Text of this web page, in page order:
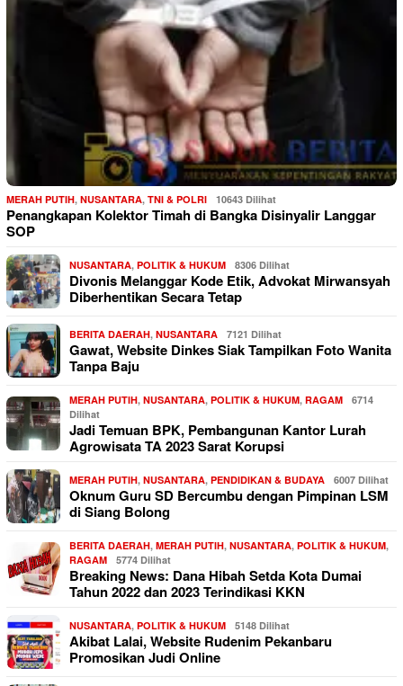
MERAH PUTIH, NUSANTARA, TNI & POLRI 10643 Dilihat
Penangkapan Kolektor Timah di Bangka Disinyalir Langgar
SOP
NUSANTARA, POLITIK & HUKUM 8306 Dilihat
Divonis Melanggar Kode Etik, Advokat Mirwansyah
Diberhentikan Secara Tetap
BERITA DAERAH, NUSANTARA 7121 Dilihat
Gawat, Website Dinkes Siak Tampilkan Foto Wanita
Tanpa Baju
MERAH PUTIH, NUSANTARA, POLITIK & HUKUM, RAGAM
6714
Dilihat
Jadi Temuan BPK, Pembangunan Kantor Lurah
Agrowisata TA 2023 Sarat Korupsi
MERAH PUTIH, NUSANTARA, PENDIDIKAN & BUDAYA 6007 Dilihat
Oknum Guru SD Bercumbu dengan Pimpinan LSM
di Siang Bolong
BERITA DAERAH, MERAH PUTIH, NUSANTARA, POLITIK & HUKUM,
RAGAM
5774 Dilihat
Breaking News: Dana Hibah Setda Kota Dumai
Tahun 2022 dan 2023 Terindikasi KKN
NUSANTARA, POLITIK & HUKUM 5148 Dilihat
Akibat Lalai, Website Rudenim Pekanbaru
Promosikan Judi Online